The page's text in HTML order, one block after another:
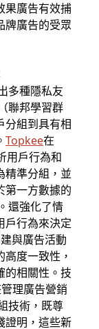
廣告有效捕
牌廣告的受眾
多種隱私友
聯邦學習群
分組到具有相
Topkee在
用戶行為和
精準分組，並
第一方數據的
還強化了情
戶行為來決定
與廣告活動
度一致性，
的相關性。技
理廣告營銷
技術，既尊
證明，這些新